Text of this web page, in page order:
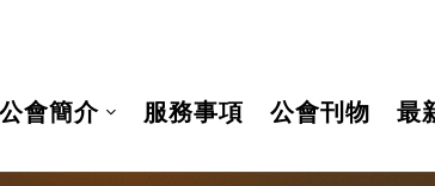
公會簡介 服務事項 公會刊物 最